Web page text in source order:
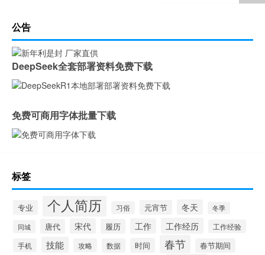
公告
DeepSeek全套部署资料免费下载
免费可商用字体批量下载
标签
专业 个人简历 习俗 元宵节 冬天 冬季
同城 唐代 宋代 履历 工作 工作经历
工作经验
手机
技能 攻略 数据 时间 春节 春节期间